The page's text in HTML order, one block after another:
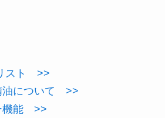
スト >>
油について >>
機能 >>